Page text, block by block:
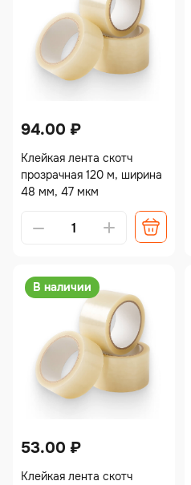
94.00 ₽
Клейкая лента скотч
прозрачная 120 м, ширина
48 мм, 47 мкм
В наличии
53.00 ₽
Клейкая лента скотч